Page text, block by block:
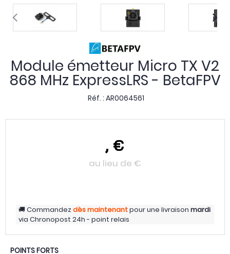
Module émetteur Micro TX V2
868 MHz ExpressLRS - BetaFPV
Réf. : AR0064561
, €
au lieu de €
Commandezdès maintenantpour une livraison mardi
via Chronopost 24h - point relais
POINTS FORTS